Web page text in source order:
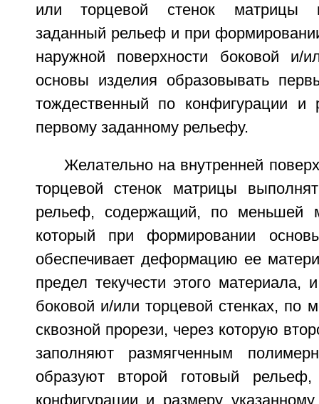
или торцевой стенок матрицы
заданный рельеф и при
наружной поверхности боковой и/
основы изделия образовывать
тождественный по конфигурации и
первому заданному рельефу.
Желательно на внутренней
торцевой стенок матрицы
рельеф, содержащий, по меньшей
который при формировании
обеспечивает деформацию ее
предел текучести этого материала,
боковой и/или торцевой стенках, по
сквозной прорези, через которую
заполняют размягченным
образуют второй готовый
конфигурации и размеру